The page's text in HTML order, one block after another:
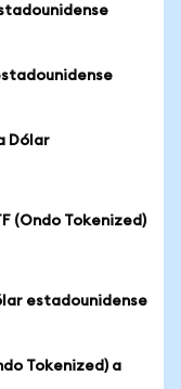
Dólar
(Ondo Tokenized)
estadounidense
Tokenized) a